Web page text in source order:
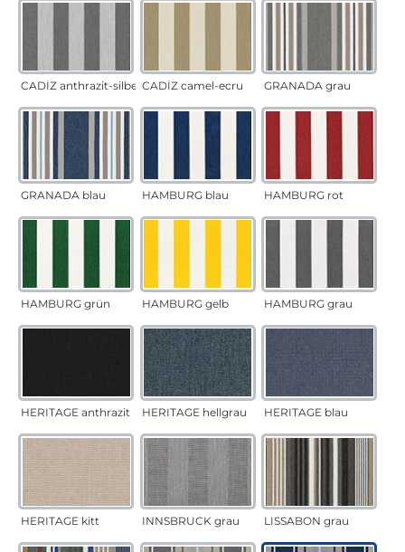
CADÍZ anthrazit-silber CADÍZ camel-ecru GRANADA grau
GRANADA blau HAMBURG blau HAMBURG rot
HAMBURG grün HAMBURG gelb HAMBURG grau
HERITAGE anthrazit HERITAGE hellgrau HERITAGE blau
HERITAGE kitt INNSBRUCK grau LISSABON grau